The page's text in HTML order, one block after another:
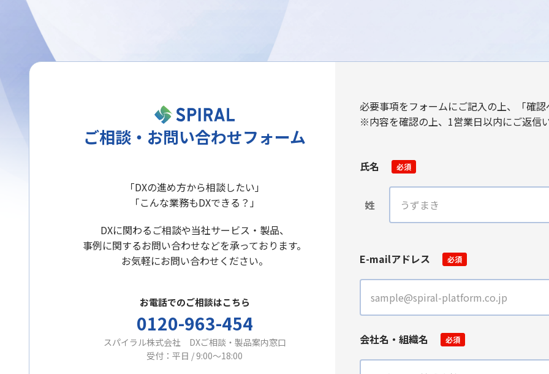
ご相談・お問い合わせフォーム
「DXの進め方から相談したい」
「こんな業務もDXできる？」
DXに関わるご相談や当社サービス・製品、
事例に関するお問い合わせなどを承っております。
お気軽にお問い合わせください。
お電話でのご相談はこちら
0120-963-454
スパイラル株式会社 DXご相談・製品案内窓口
受付：平日 / 9:00〜18:00
必要事項をフォームにご記入の上、「確
※内容を確認の上、1営業日以内にご返信
氏名 必須
姓
E-mailアドレス 必須
会社名・組織名 必須